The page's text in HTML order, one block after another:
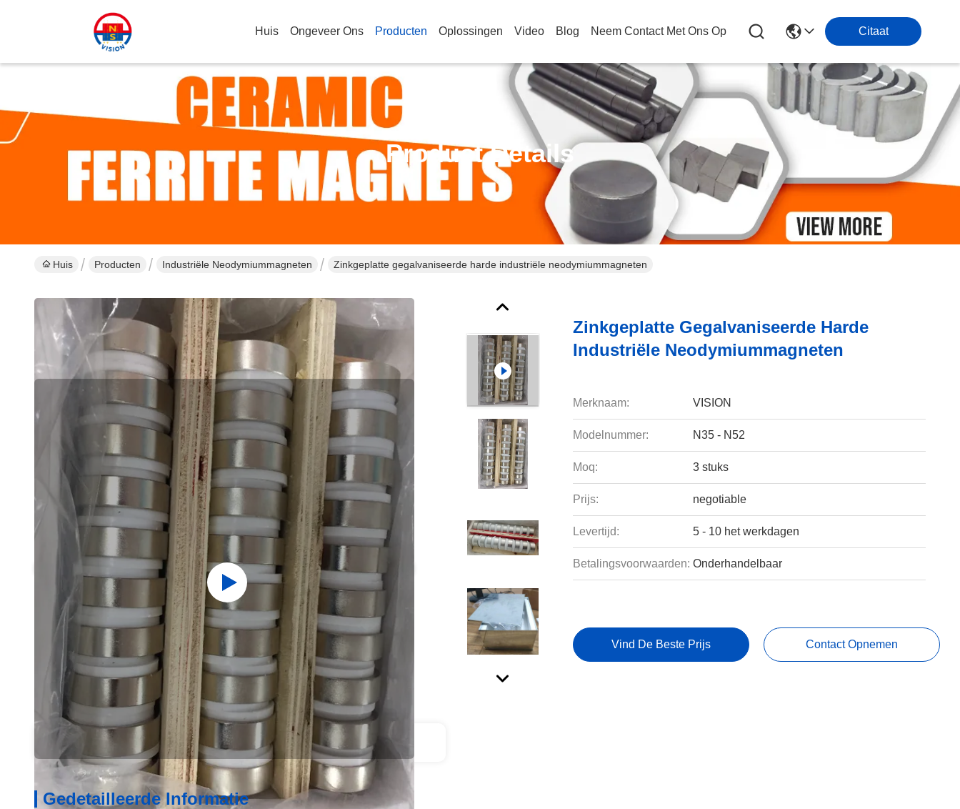
Huis Ongeveer Ons Producten Oplossingen Video Blog Neem Contact Met Ons Op Citaat
Product Details
Huis Producten Industriële Neodymiummagneten Zinkgeplatte gegalvaniseerde harde industriële neodymiummagneten
Zinkgeplatte Gegalvaniseerde Harde
Industriële Neodymiummagneten
Merknaam: VISION
Modelnummer: N35 - N52
Moq: 3 stuks
Prijs: negotiable
Levertijd: 5 - 10 het werkdagen
Betalingsvoorwaarden: Onderhandelbaar
Vind De Beste Prijs Contact Opnemen
Gedetailleerde Informatie Productbeschrijving
Gedetailleerde Informatie